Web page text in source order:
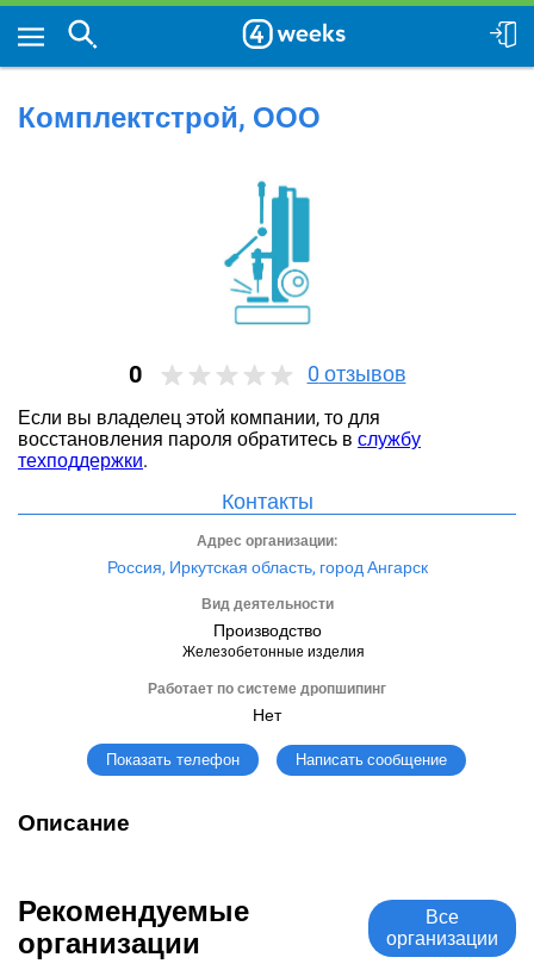
Комплектстрой, ООО
0 0 отзывов
Если вы владелец этой компании, то для
восстановления пароля обратитесь в службу
техподдержки.
Контакты
Адрес организации:
Россия, Иркутская область, город Ангарск
Вид деятельности
Производство
Железобетонные изделия
Работает по системе дропшипинг
Нет
Показать телефон Написать сообщение
Описание
Рекомендуемые
организации
Все
организации